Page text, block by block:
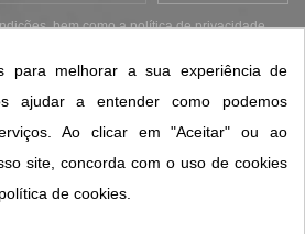
, bem como apolítica de privacidade.
para melhorar a sua experiência de
ajudar a entender como podemos
Ao clicar em "Aceitar" ou ao
site, concorda com o uso de cookies
de cookies.